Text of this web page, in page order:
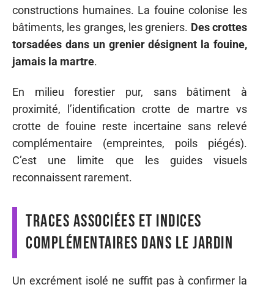
constructions humaines. La fouine colonise les
bâtiments, les granges, les greniers. Des crottes
torsadées dans un grenier désignent la fouine,
jamais la martre.
En milieu forestier pur, sans bâtiment à
proximité, l’identification crotte de martre vs
crotte de fouine reste incertaine sans relevé
complémentaire (empreintes, poils piégés).
C’est une limite que les guides visuels
reconnaissent rarement.
Traces associées et indices
complémentaires dans le jardin
Un excrément isolé ne suffit pas à confirmer la